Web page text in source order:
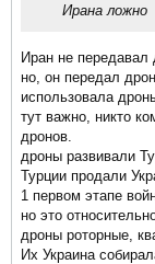
Ирана ложно
Иран не передавал
но, он передал
использовала
тут важно, никто
дронов.
дроны развивали
Турции продали
1 первом этапе
но это
дроны роторные,
Их Украина